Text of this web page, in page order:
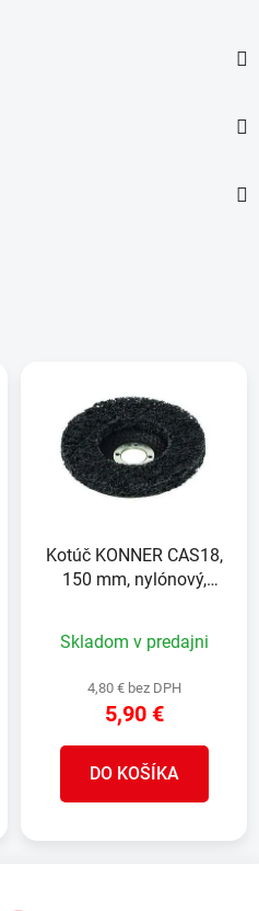
Kotúč KONNER CAS18,
150 mm, nylónový,
Skladom v predajni
4,80 € bez DPH
5,90 €
DO KOŠÍKA